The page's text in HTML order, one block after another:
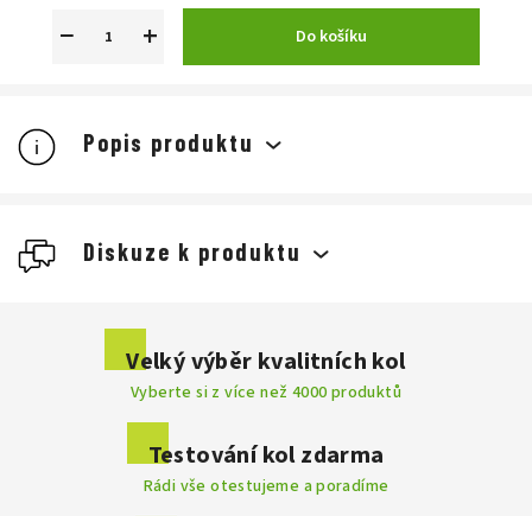
+
− Do košíku
Popis produktu
Diskuze k produktu
Přidat komentář
Velký výběr kvalitních kol
Vyberte si z více než 4000 produktů
Testování kol zdarma
Rádi vše otestujeme a poradíme